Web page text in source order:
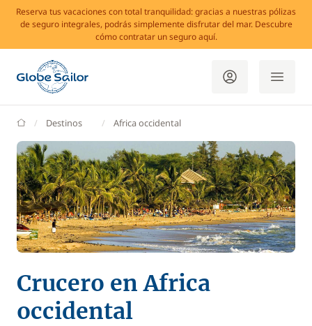
Reserva tus vacaciones con total tranquilidad: gracias a nuestras pólizas
de seguro integrales, podrás simplemente disfrutar del mar. Descubre
cómo contratar un seguro aquí.
GlobeSailor
Destinos Africa occidental
Crucero en Africa
occidental